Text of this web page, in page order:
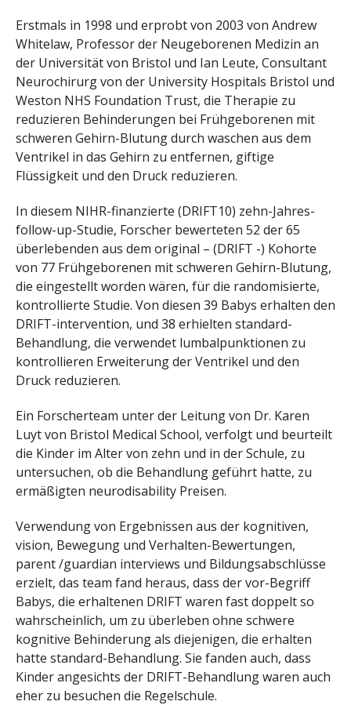
Erstmals in 1998 und erprobt von 2003 von Andrew
Whitelaw, Professor der Neugeborenen Medizin an
der Universität von Bristol und Ian Leute, Consultant
Neurochirurg von der University Hospitals Bristol und
Weston NHS Foundation Trust, die Therapie zu
reduzieren Behinderungen bei Frühgeborenen mit
schweren Gehirn-Blutung durch waschen aus dem
Ventrikel in das Gehirn zu entfernen, giftige
Flüssigkeit und den Druck reduzieren.
In diesem NIHR-finanzierte (DRIFT10) zehn-Jahres-
follow-up-Studie, Forscher bewerteten 52 der 65
überlebenden aus dem original – (DRIFT -) Kohorte
von 77 Frühgeborenen mit schweren Gehirn-Blutung,
die eingestellt worden wären, für die randomisierte,
kontrollierte Studie. Von diesen 39 Babys erhalten den
DRIFT-intervention, und 38 erhielten standard-
Behandlung, die verwendet lumbalpunktionen zu
kontrollieren Erweiterung der Ventrikel und den
Druck reduzieren.
Ein Forscherteam unter der Leitung von Dr. Karen
Luyt von Bristol Medical School, verfolgt und beurteilt
die Kinder im Alter von zehn und in der Schule, zu
untersuchen, ob die Behandlung geführt hatte, zu
ermäßigten neurodisability Preisen.
Verwendung von Ergebnissen aus der kognitiven,
vision, Bewegung und Verhalten-Bewertungen,
parent /guardian interviews und Bildungsabschlüsse
erzielt, das team fand heraus, dass der vor-Begriff
Babys, die erhaltenen DRIFT waren fast doppelt so
wahrscheinlich, um zu überleben ohne schwere
kognitive Behinderung als diejenigen, die erhalten
hatte standard-Behandlung. Sie fanden auch, dass
Kinder angesichts der DRIFT-Behandlung waren auch
eher zu besuchen die Regelschule.